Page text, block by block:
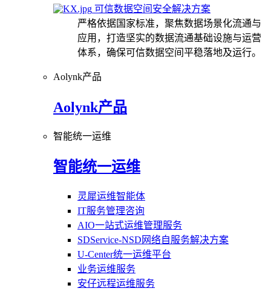
可信数据空间安全解决方案
严格依据国家标准，聚焦数据场景化流通与
应用，打造坚实的数据流通基础设施与运营
体系，确保可信数据空间平稳落地及运行。
Aolynk产品
Aolynk产品
智能统一运维
智能统一运维
灵犀运维智能体
IT服务管理咨询
AIO一站式运维管理服务
SDService-NSD网络自服务解决方案
U-Center统一运维平台
业务运维服务
安仔远程运维服务